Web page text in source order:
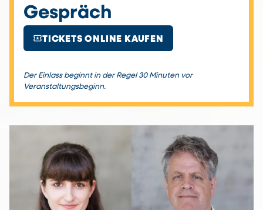
Gespräch
local_activityTICKETS ONLINE KAUFEN
Der Einlass beginnt in der Regel 30 Minuten vor
Veranstaltungsbeginn.